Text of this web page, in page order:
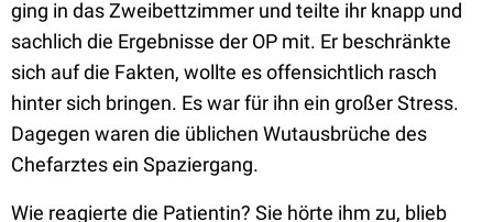
ging in das Zweibettzimmer und teilte ihr knapp und
sachlich die Ergebnisse der OP mit. Er beschränkte
sich auf die Fakten, wollte es offensichtlich rasch
hinter sich bringen. Es war für ihn ein großer Stress.
Dagegen waren die üblichen Wutausbrüche des
Chefarztes ein Spaziergang.
Wie reagierte die Patientin? Sie hörte ihm zu, blieb